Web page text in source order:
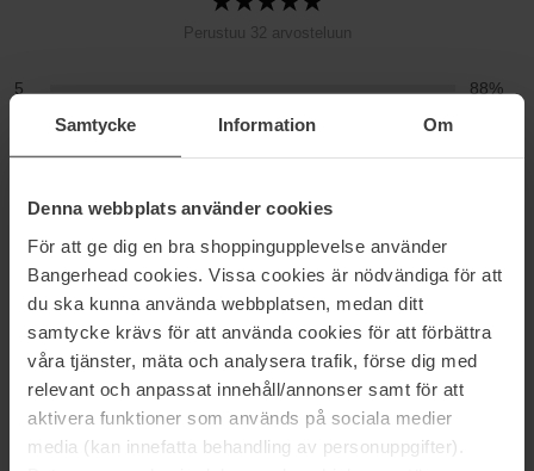
Samtycke Information Om
Denna webbplats använder cookies
För att ge dig en bra shoppingupplevelse använder
Bangerhead cookies. Vissa cookies är nödvändiga för att
du ska kunna använda webbplatsen, medan ditt
samtycke krävs för att använda cookies för att förbättra
våra tjänster, mäta och analysera trafik, förse dig med
relevant och anpassat innehåll/annonser samt för att
aktivera funktioner som används på sociala medier
media (kan innefatta behandling av personuppgifter).
Perustuu 32 arvosteluun
5
88%
3
3%
2026-07-15
Tämä shampoo sopii hiuksilleni täydellisesti, niistä tulee niin
pehmeät ja sileät pesun jälkeen! Suosittelen tätä tuotetta
lämpimästi, olen käyttänyt sitä jo vuosia enkä voisi kuvitellakaan
vaihtavani sitä!
Arra